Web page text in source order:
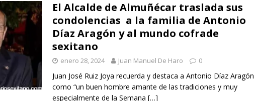
El Alcalde de Almuñécar traslada sus
condolencias a la familia de Antonio
Díaz Aragón y al mundo cofrade
sexitano
enero 28, 2024 Juan Manuel De Haro 0
Juan José Ruiz Joya recuerda y destaca a Antonio Díaz Aragón
como “un buen hombre amante de las tradiciones y muy
especialmente de la Semana […]